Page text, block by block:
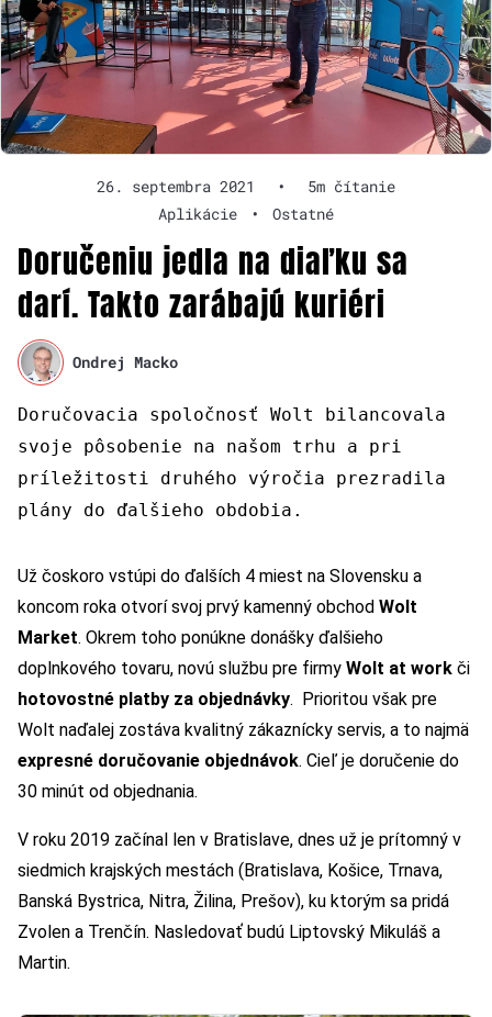
26. septembra 2021 •
5m čítanie
Aplikácie
• Ostatné
Doručeniu jedla na diaľku sa
darí. Takto zarábajú kuriéri
Ondrej Macko
Doručovacia spoločnosť Wolt bilancovala
svoje pôsobenie na našom trhu a pri
príležitosti druhého výročia prezradila
plány do ďalšieho obdobia.
Už čoskoro vstúpi do ďalších 4 miest na Slovensku a
koncom roka otvorí svoj prvý kamenný obchod Wolt
Market. Okrem toho ponúkne donášky ďalšieho
doplnkového tovaru, novú službu pre firmy Wolt at work či
hotovostné platby za objednávky. Prioritou však pre
Wolt naďalej zostáva kvalitný zákaznícky servis, a to najmä
expresné doručovanie objednávok. Cieľ je doručenie do
30 minút od objednania.
V roku 2019 začínal len v Bratislave, dnes už je prítomný v
siedmich krajských mestách (Bratislava, Košice, Trnava,
Banská Bystrica, Nitra, Žilina, Prešov), ku ktorým sa pridá
Zvolen a Trenčín. Nasledovať budú Liptovský Mikuláš a
Martin.